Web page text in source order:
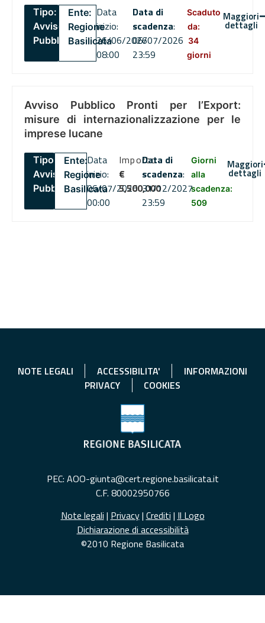
Tipo:
Avviso
Pubblico
Ente:
Regione
Basilicata
Data
inizio:
26/06/2026
08:00
Data di
scadenza:
06/07/2026
23:59
Scaduto
da:
34
giorni
Maggiori
dettagli
Avviso Pubblico Pronti per l’Export:
misure di internazionalizzazione per le
imprese lucane
Tipo:
Avviso
Pubblico
Ente:
Regione
Basilicata
Data
inizio:
06/07/2026
00:00
Importo
€
5,500,000
Data di
scadenza:
31/12/2027
23:59
Giorni
alla
scadenza:
509
Maggiori
dettagli
NOTE LEGALI ACCESSIBILITA'
INFORMAZIONI
PRIVACY
COOKIES
PEC: AOO-giunta@cert.regione.basilicata.it
C.F. 80002950766
Note legali | Privacy| Crediti | Il Logo
Dichiarazione di accessibilità
©2010 Regione Basilicata